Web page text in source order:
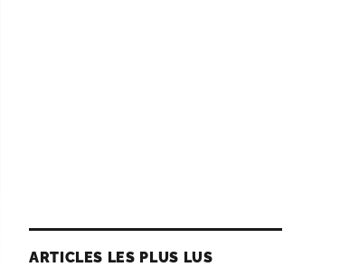
ARTICLES LES PLUS LUS